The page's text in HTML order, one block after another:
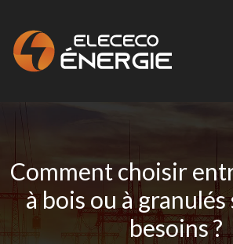
Comment choisir
à bois ou à
besoins ?